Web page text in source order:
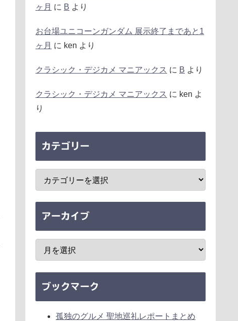
ヶ月 に B より
お台場ユニコーンガンダム 展示終了まであと1
ヶ月 に ken より
クラシック・デジカメ マニアックス に B より
クラシック・デジカメ マニアックス に ken よ
り
カテゴリー
アーカイブ
ブックマーク
孤独のグルメ 聖地巡礼レポートまとめ